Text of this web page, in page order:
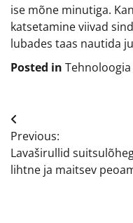
ise mõne minutiga.
katsetamine viivad
lubades taas nautida
Posted in Tehnoloogia
Navigeerimine
Previous:
Lavaširullid
lihtne ja maitsev